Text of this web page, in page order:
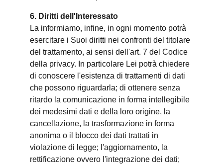
6. Diritti dell'Interessato
La informiamo, infine, in ogni momento potrà
esercitare i Suoi diritti nei confronti del titolare
del trattamento, ai sensi dell'art. 7 del Codice
della privacy. In particolare Lei potrà chiedere
di conoscere l'esistenza di trattamenti di dati
che possono riguardarla; di ottenere senza
ritardo la comunicazione in forma intellegibile
dei medesimi dati e della loro origine, la
cancellazione, la trasformazione in forma
anonima o il blocco dei dati trattati in
violazione di legge; l'aggiornamento, la
rettificazione ovvero l'integrazione dei dati;